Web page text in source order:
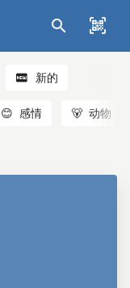
新的
😊 感情 🐻 动物